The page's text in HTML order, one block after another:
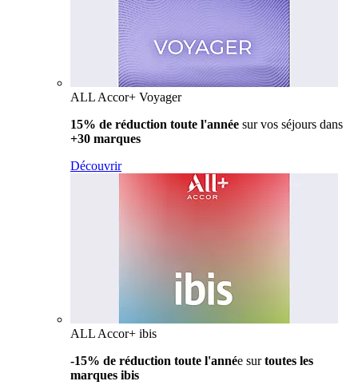
ALL Accor+ Voyager
15% de réduction toute l'année sur vos séjours dans
+30 marques
Découvrir
ALL Accor+ ibis
-15% de réduction toute l'année surtoutes les
marques ibis